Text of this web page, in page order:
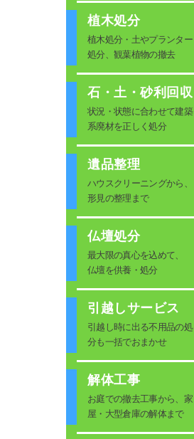
植木処分
植木処分・土やプランター
処分、観葉植物の撤去
石・土・砂利回収
状況・状態に合わせて建築
系廃材を正しく処分
遺品整理
ハウスクリーニングから、
形見の整理まで
仏壇処分
最大限の真心を込めて、
仏壇を供養・処分
引越しサービス
引越し時に出る不用品の処
分も一括でおまかせ
解体工事
お庭での撤去工事から、家
屋・大型倉庫の解体まで